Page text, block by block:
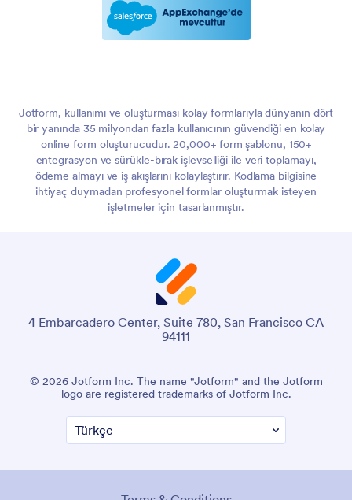
Jotform, kullanımı ve oluşturması kolay formlarıyla dünyanın dört
bir yanında 35 milyondan fazla kullanıcının güvendiği en kolay
online form oluşturucudur. 20,000+ form şablonu, 150+
entegrasyon ve sürükle-bırak işlevselliği ile veri toplamayı,
ödeme almayı ve iş akışlarını kolaylaştırır. Kodlama bilgisine
ihtiyaç duymadan profesyonel formlar oluşturmak isteyen
işletmeler için tasarlanmıştır.
4 Embarcadero Center, Suite 780, San Francisco CA
94111
© 2026 Jotform Inc. The name "Jotform" and the Jotform
logo are registered trademarks of Jotform Inc.